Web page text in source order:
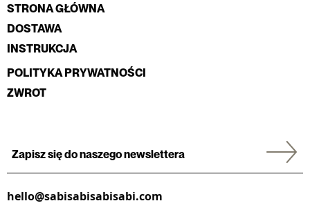
STRONA GŁÓWNA
DOSTAWA
INSTRUKCJA
POLITYKA PRYWATNOŚCI
ZWROT
hello@sabisabisabisabi.com